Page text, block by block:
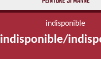
indisponible
indisponible/